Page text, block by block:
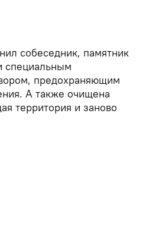
собеседник, памятник
специальным
предохраняющим
А также очищена
территория и заново